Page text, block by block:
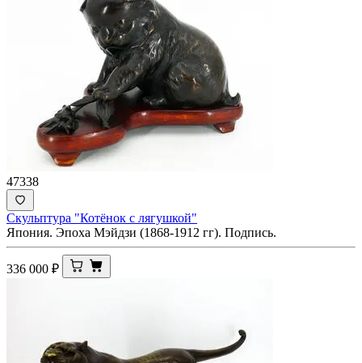
47338
Скульптура "Котёнок с лягушкой"
Япония. Эпоха Мэйдзи (1868-1912 гг). Подпись.
336 000 ₽